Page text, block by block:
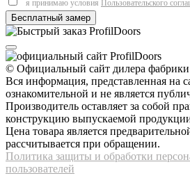
я принимаю условия Пользовательского
© Официальный сайт дилера
Вся информация, представленная на
ознакомительной и не является
Производитель оставляет за собой
конструкцию выпускаемой
Цена товара является
рассчитывается при обращении.
Политика защиты и обработки
пользователей